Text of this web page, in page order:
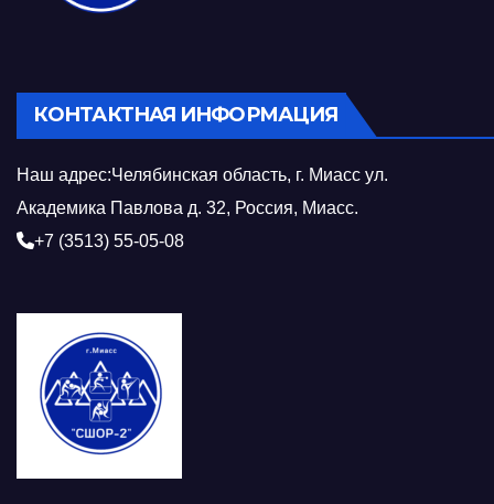
КОНТАКТНАЯ ИНФОРМАЦИЯ
Наш адрес:Челябинская область, г. Миасс ул.
Академика Павлова д. 32, Россия, Миасс.
+7 (3513) 55-05-08